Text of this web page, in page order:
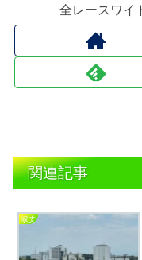
全レースワイ
関連記事
収支